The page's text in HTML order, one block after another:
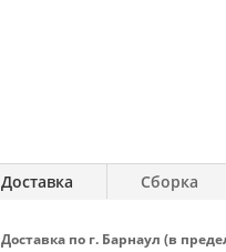
Доставка Сборка
Доставка по г. Барнаул (в